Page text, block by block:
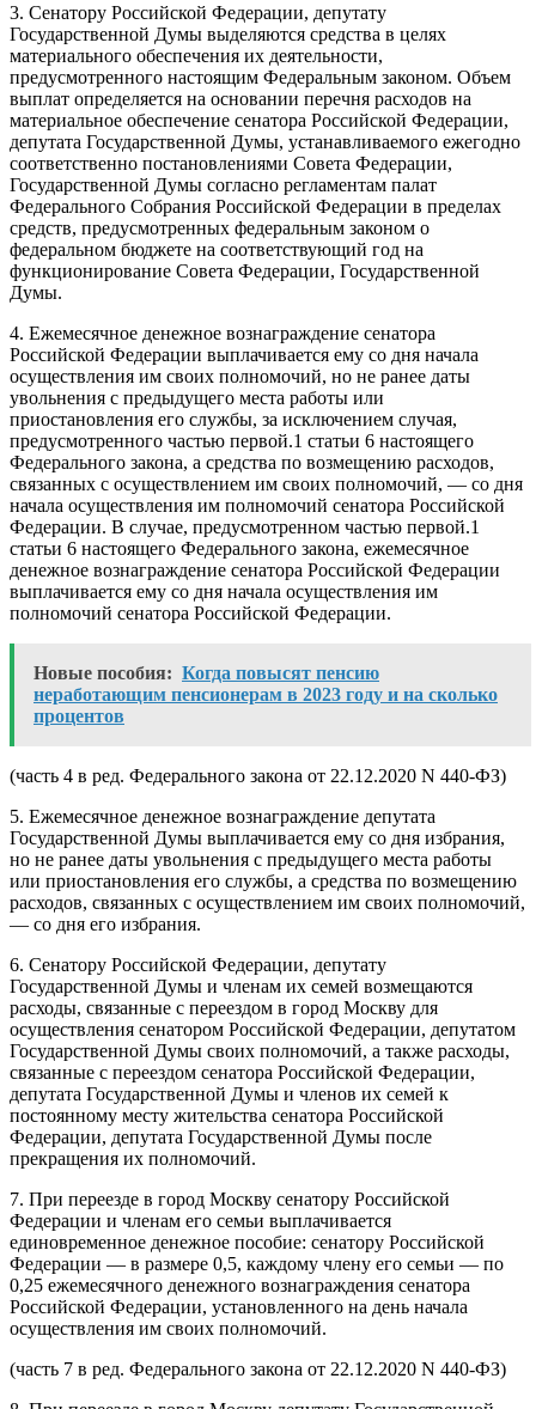
3. Сенатору Российской Федерации, депутату
Государственной Думы выделяются средства в целях
материального обеспечения их деятельности,
предусмотренного настоящим Федеральным законом. Объем
выплат определяется на основании перечня расходов на
материальное обеспечение сенатора Российской Федерации,
депутата Государственной Думы, устанавливаемого ежегодно
соответственно постановлениями Совета Федерации,
Государственной Думы согласно регламентам палат
Федерального Собрания Российской Федерации в пределах
средств, предусмотренных федеральным законом о
федеральном бюджете на соответствующий год на
функционирование Совета Федерации, Государственной
Думы.
4. Ежемесячное денежное вознаграждение сенатора
Российской Федерации выплачивается ему со дня начала
осуществления им своих полномочий, но не ранее даты
увольнения с предыдущего места работы или
приостановления его службы, за исключением случая,
предусмотренного частью первой.1 статьи 6 настоящего
Федерального закона, а средства по возмещению расходов,
связанных с осуществлением им своих полномочий, — со дня
начала осуществления им полномочий сенатора Российской
Федерации. В случае, предусмотренном частью первой.1
статьи 6 настоящего Федерального закона, ежемесячное
денежное вознаграждение сенатора Российской Федерации
выплачивается ему со дня начала осуществления им
полномочий сенатора Российской Федерации.
Новые пособия: Когда повысят пенсию
неработающим пенсионерам в 2023 году и на сколько
процентов
(часть 4 в ред. Федерального закона от 22.12.2020 N 440-ФЗ)
5. Ежемесячное денежное вознаграждение депутата
Государственной Думы выплачивается ему со дня избрания,
но не ранее даты увольнения с предыдущего места работы
или приостановления его службы, а средства по возмещению
расходов, связанных с осуществлением им своих полномочий,
— со дня его избрания.
6. Сенатору Российской Федерации, депутату
Государственной Думы и членам их семей возмещаются
расходы, связанные с переездом в город Москву для
осуществления сенатором Российской Федерации, депутатом
Государственной Думы своих полномочий, а также расходы,
связанные с переездом сенатора Российской Федерации,
депутата Государственной Думы и членов их семей к
постоянному месту жительства сенатора Российской
Федерации, депутата Государственной Думы после
прекращения их полномочий.
7. При переезде в город Москву сенатору Российской
Федерации и членам его семьи выплачивается
единовременное денежное пособие: сенатору Российской
Федерации — в размере 0,5, каждому члену его семьи — по
0,25 ежемесячного денежного вознаграждения сенатора
Российской Федерации, установленного на день начала
осуществления им своих полномочий.
(часть 7 в ред. Федерального закона от 22.12.2020 N 440-ФЗ)